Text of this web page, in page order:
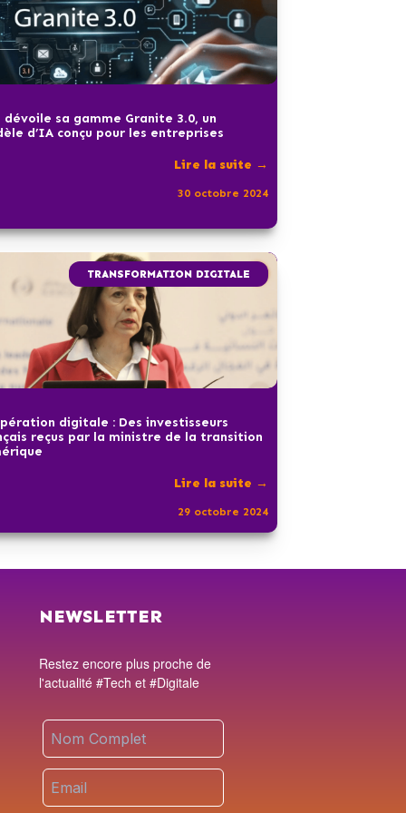
dévoile sa gamme Granite 3.0, un
d’IA conçu pour les entreprises
Lire la suite →
30 octobre 2024
TRANSFORMATION DIGITALE
digitale : Des investisseurs
reçus par la ministre de la transition
Lire la suite →
29 octobre 2024
NEWSLETTER
Restez encore plus proche de
l'actualité #Tech et #Digitale